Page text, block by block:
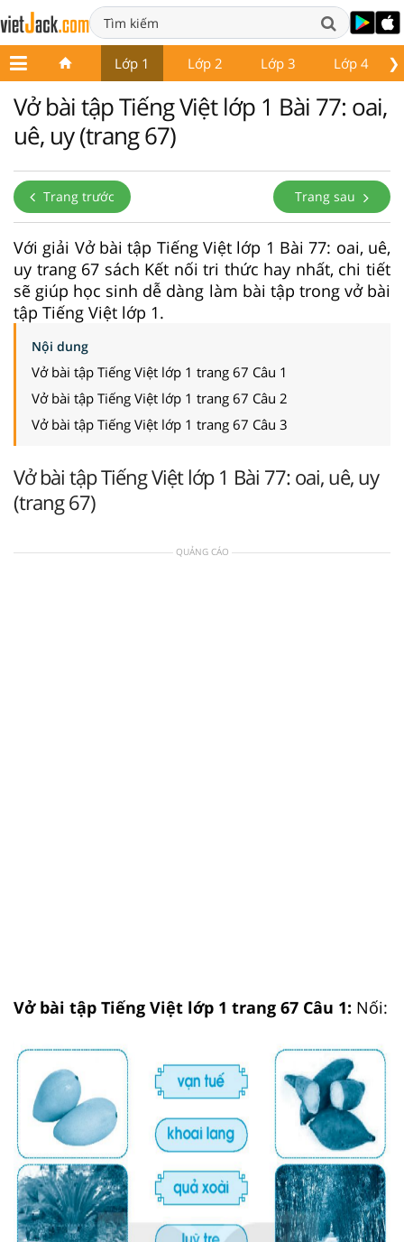
❯
Lớp 1 Lớp 2 Lớp 3 Lớp 4
Vở bài tập Tiếng Việt lớp 1 Bài 77: oai,
uê, uy (trang 67)
Trang trước Trang sau
Với giải Vở bài tập Tiếng Việt lớp 1 Bài 77: oai, uê,
uy trang 67 sách Kết nối tri thức hay nhất, chi tiết
sẽ giúp học sinh dễ dàng làm bài tập trong vở bài
tập Tiếng Việt lớp 1.
Nội dung
Vở bài tập Tiếng Việt lớp 1 trang 67 Câu 1
Vở bài tập Tiếng Việt lớp 1 trang 67 Câu 2
Vở bài tập Tiếng Việt lớp 1 trang 67 Câu 3
Vở bài tập Tiếng Việt lớp 1 Bài 77: oai, uê, uy
(trang 67)
QUẢNG CÁO
Vở bài tập Tiếng Việt lớp 1 trang 67 Câu 1: Nối: